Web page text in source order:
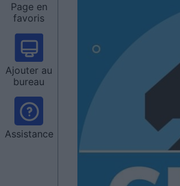
Page en
favoris
Ajouter au
bureau
Assistance